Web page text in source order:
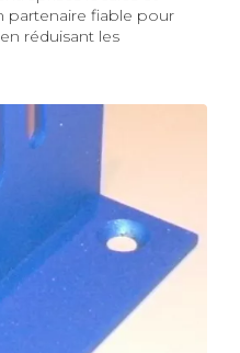
partenaire fiable pour
réduisant les